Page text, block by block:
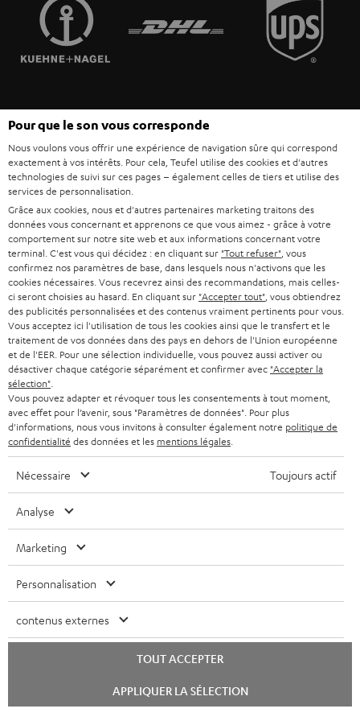
ENCEINTES
ULTIMA
FANSHOP
NOUVEAUTÉS
L’HISTOIRE DE TEUFEL
MANAGEMENT
VALEURS
ACCESSIBILITÉ
FRANCE
POLOGNE
ITALIE
USA
AUTRES PAYS
erreurs. Les accessoires figurant sur l’image ne font pas partie du contenu de
livraison. D’éventuels frais d’élimination des batteries sont inclus dans le prix.
©2026 Lautsprecher Teufel GmbH - Tous droits réservés.
Mentions légales CGV
Politique de confidentialité
Paramètres de confidentialité
EU Data Act renoncer au contrat ici
chat
Pour que le son vous corresponde
Nous voulons vous offrir une expérience de navigation sûre qui correspond
exactement à vos intérêts. Pour cela, Teufel utilise des cookies et d'autres
technologies de suivi sur ces pages – également celles de tiers et utilise des
services de personnalisation.
Grâce aux cookies, nous et d'autres partenaires marketing traitons des
données vous concernant et apprenons ce que vous aimez - grâce à votre
comportement sur notre site web et aux informations concernant votre
terminal. C'est vous qui décidez : en cliquant sur "Tout refuser" , vous
confirmez nos paramètres de base, dans lesquels nous n'activons que les
cookies nécessaires. Vous recevrez ainsi des recommandations, mais celles-
ci seront choisies au hasard. En cliquant sur "Accepter tout" , vous obtiendrez
des publicités personnalisées et des contenus vraiment pertinents pour vous.
Vous acceptez ici l'utilisation de tous les cookies ainsi que le transfert et le
traitement de vos données dans des pays en dehors de l'Union européenne
et de l'EER. Pour une sélection individuelle, vous pouvez aussi activer ou
désactiver chaque catégorie séparément et confirmer avec "Accepter la
sélection"
Vous pouvez adapter et révoquer tous les consentements à tout moment,
avec effet pour l’avenir, sous "Paramètres de données". Pour plus
d'informations, nous vous invitons à consulter également notre politique de
confidentialité des données et les mentions légales
Nécessaire Toujours actif
Analyse
Marketing
Personnalisation
contenus externes
TOUT ACCEPTER
APPLIQUER LA SÉLECTION